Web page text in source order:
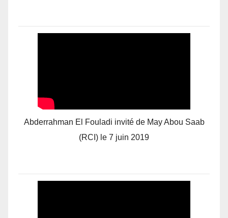
Abderrahman El Fouladi invité de May Abou Saab
(RCI) le 7 juin 2019